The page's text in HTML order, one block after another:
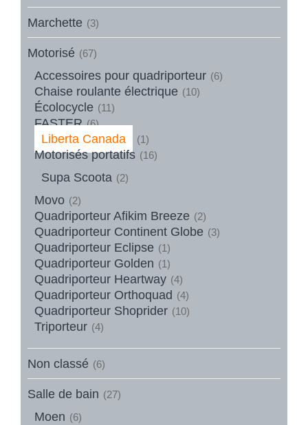
Marchette (3)
Motorisé (67)
Accessoires pour quadriporteur (6)
Chaise roulante électrique (10)
Écolocycle (11)
FASTER (6)
Liberta Canada (1)
Motorisés portatifs (16)
Supa Scoota (2)
Movo (2)
Quadriporteur Afikim Breeze (2)
Quadriporteur Continent Globe (3)
Quadriporteur Eclipse (1)
Quadriporteur Golden (1)
Quadriporteur Heartway (4)
Quadriporteur Orthoquad (4)
Quadriporteur Shoprider (10)
Triporteur (4)
Non classé (6)
Salle de bain (27)
Moen (6)